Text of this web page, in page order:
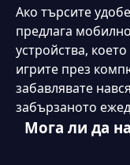
Обратна
Системни
Ако търсите
предлага
устройства,
игрите през
забавлявате
забързаното
Мога ли да